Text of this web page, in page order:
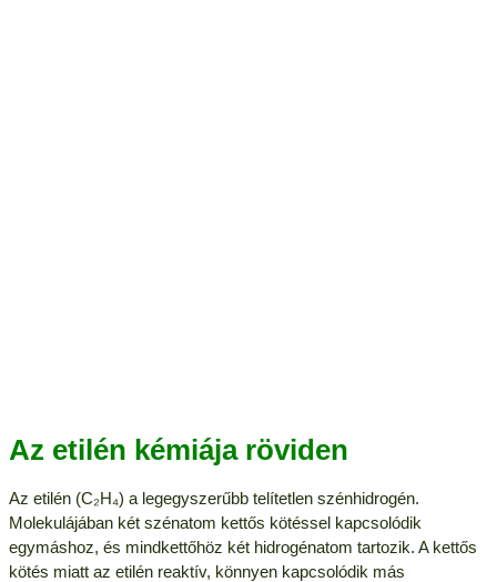
Az etilén kémiája röviden
Az etilén (C₂H₄) a legegyszerűbb telítetlen szénhidrogén.
Molekulájában két szénatom kettős kötéssel kapcsolódik
egymáshoz, és mindkettőhöz két hidrogénatom tartozik. A kettős
kötés miatt az etilén reaktív, könnyen kapcsolódik más